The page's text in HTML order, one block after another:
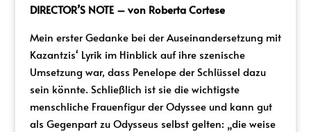
DIRECTOR’S NOTE – von Roberta Cortese
Mein erster Gedanke bei der Auseinandersetzung mit
Kazantzis‘ Lyrik im Hinblick auf ihre szenische
Umsetzung war, dass Penelope der Schlüssel dazu
sein könnte. Schließlich ist sie die wichtigste
menschliche Frauenfigur der Odyssee und kann gut
als Gegenpart zu Odysseus selbst gelten: „die weise